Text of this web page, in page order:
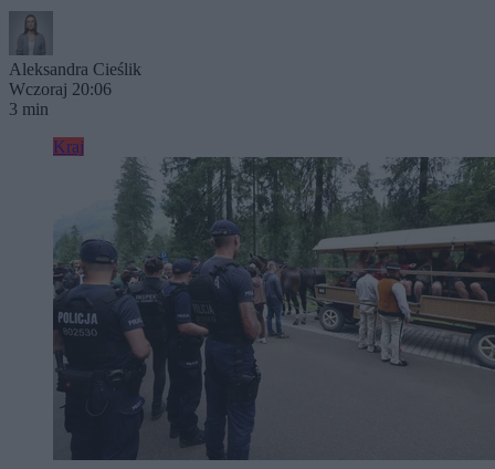
Aleksandra Cieślik
Wczoraj 20:06
3 min
Kraj